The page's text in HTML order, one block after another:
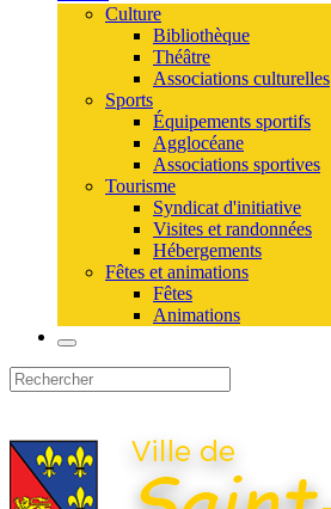
Culture
Bibliothèque
Théâtre
Associations culturelles
Sports
Équipements sportifs
Agglocéane
Associations sportives
Tourisme
Syndicat d'initiative
Visites et randonnées
Hébergements
Fêtes et animations
Fêtes
Animations